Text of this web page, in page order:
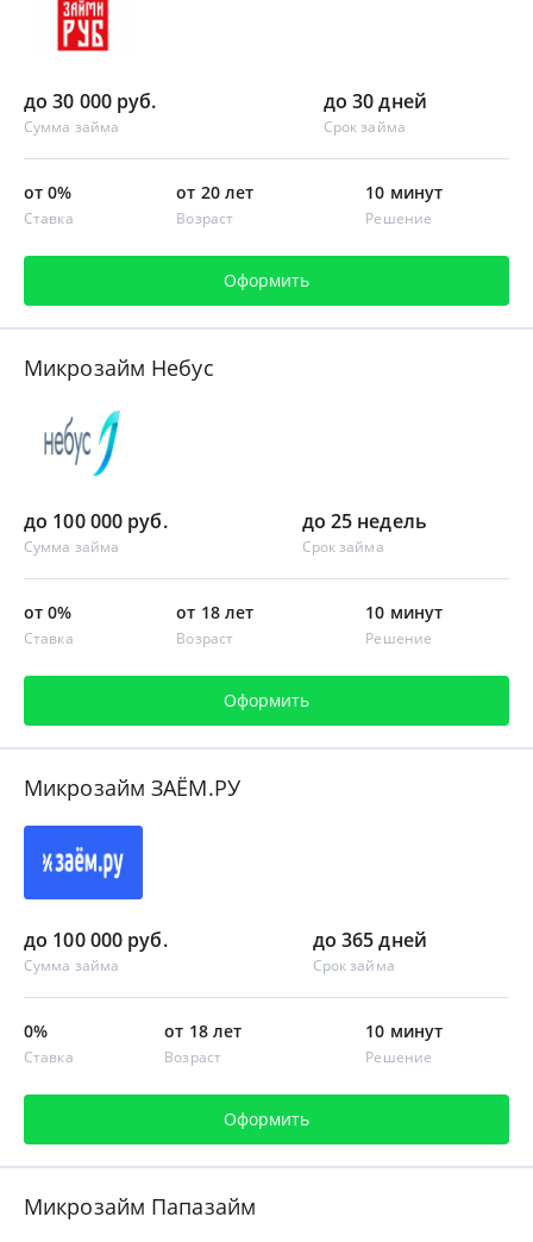
до 30 000 руб.
Сумма займа
до 30 дней
Срок займа
от 0%
Ставка
от 20 лет
Возраст
10 минут
Решение
Оформить
Микрозайм Небус
до 100 000 руб.
Сумма займа
до 25 недель
Срок займа
от 0%
Ставка
от 18 лет
Возраст
10 минут
Решение
Оформить
Микрозайм ЗАЁМ.РУ
до 100 000 руб.
Сумма займа
до 365 дней
Срок займа
0%
Ставка
от 18 лет
Возраст
10 минут
Решение
Оформить
Микрозайм Папазайм